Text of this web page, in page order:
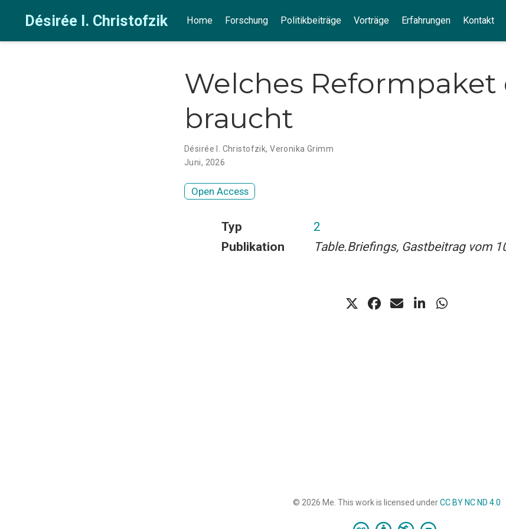
Désirée I. Christofzik Home Forschung Politikbeiträge Vorträge Erfahrungen Kontakt
Welches Reformpaket
braucht
Désirée I. Christofzik,Veronika Grimm
Juni, 2026
Open Access
Typ
2
Publikation
Table.Briefings, Gastbeitrag vom
© 2026 Me. This work is licensed underCC BY NC ND 4.0